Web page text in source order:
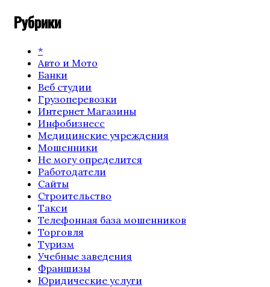
Рубрики
*
Авто и Мото
Банки
Веб студии
Грузоперевозки
Интернет Магазины
Инфобизнесс
Медицинские учреждения
Мошенники
Не могу определится
Работодатели
Сайты
Строительство
Такси
Телефонная база мошенников
Торговля
Туризм
Учебные заведения
Франшизы
Юридические услуги